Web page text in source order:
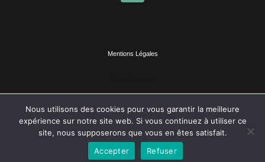
Mentions Légales
Nous utilisons des cookies pour vous garantir la meilleure
expérience sur notre site web. Si vous continuez à utiliser ce
site, nous supposerons que vous en êtes satisfait.
Accepter
Refuser